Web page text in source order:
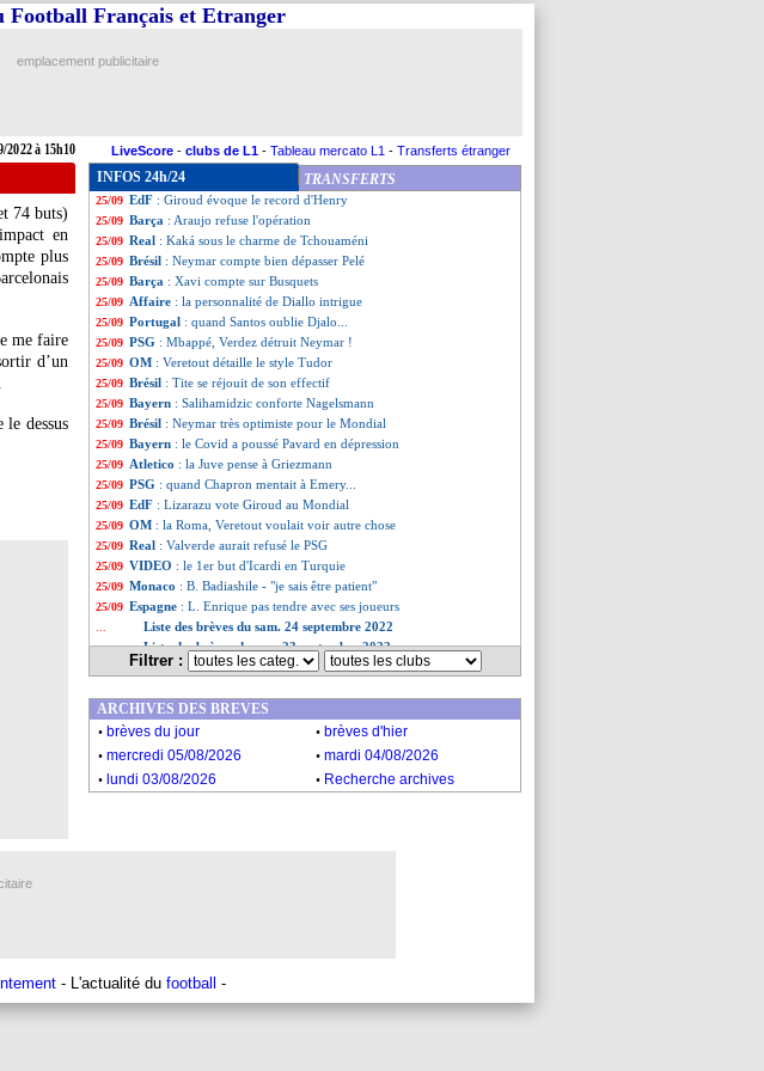
2022 à 15h10
Football Français et Etranger
emplacement publicitaire
LiveScore - clubs de L1 - Tableau mercato L1 - Transferts étranger
74 buts)
en
plus
me faire
d’un
dessus
INFOS 24h/24 TRANSFERTS
25/09 Ballon d'Or : pour Kaká, Benzema le mérite
25/09 Real
25/09 Juve: Pogba se fixe un objectif pour son retour
25/09 Leicester: Tielemans n'a aucun regret
25/09 EdF : Giroud évoque le record d'Henry
25/09 Barça : Araujo refuse l'opération
25/09 Real : Kaká sous le charme de Tchouaméni
25/09 Brésil : Neymar compte bien dépasser Pelé
25/09 Barça : Xavi compte sur Busquets
25/09 Affaire : la personnalité de Diallo intrigue
25/09 Portugal : quand Santos oublie Djalo...
25/09 PSG : Mbappé, Verdez détruit Neymar !
25/09 OM : Veretout détaille le style Tudor
25/09 Brésil : Tite se réjouit de son effectif
25/09 Bayern : Salihamidzic conforte Nagelsmann
25/09 Brésil : Neymar très optimiste pour le Mondial
25/09 Bayern : le Covid a poussé Pavard en dépression
25/09 Atletico : la Juve pense à Griezmann
25/09 PSG : quand Chapron mentait à Emery...
25/09 EdF : Lizarazu vote Giroud au Mondial
25/09 OM : la Roma, Veretout voulait voir autre chose
25/09 Real : Valverde aurait refusé le PSG
25/09 VIDEO : le 1er but d'Icardi en Turquie
25/09 Monaco : B. Badiashile - "je sais être patient"
25/09 Espagne : L. Enrique pas tendre avec ses joueurs
Liste des brèves du sam. 24 septembre 2022
... Liste des brèves du ven. 23 septembre 2022
Filtrer :
ARCHIVES DES BREVES
. brèves du jour . brèves d'hier
. mercredi 05/08/2026 . mardi 04/08/2026
. lundi 03/08/2026 . Recherche archives
- L'actualité du football -